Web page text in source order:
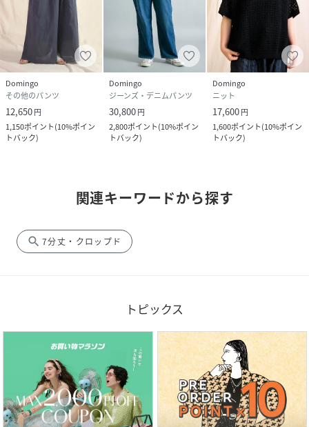
Domingo
その他のパンツ
12,650円
1,150ポイント(10%ポイン
トバック)
Domingo
ジーンズ・デニムパンツ
30,800円
2,800ポイント(10%ポイン
トバック)
Domingo
ニット
17,600円
1,600ポイント(10%ポイン
トバック)
関連キーワードから探す
search 7分丈・クロップド
トピックス